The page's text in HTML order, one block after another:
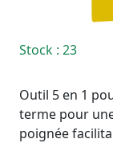
Stock : 23
Outil 5 en 1
terme pour
poignée